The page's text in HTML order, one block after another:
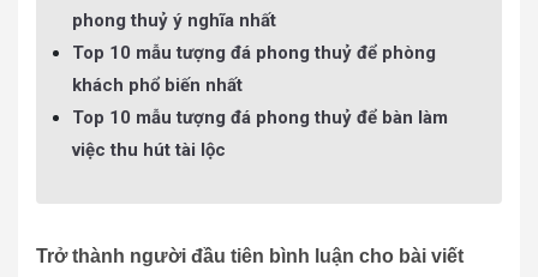
phong thuỷ ý nghĩa nhất
Top 10 mẫu tượng đá phong thuỷ để phòng
khách phổ biến nhất
Top 10 mẫu tượng đá phong thuỷ để bàn làm
việc thu hút tài lộc
Trở thành người đầu tiên bình luận cho bài viết